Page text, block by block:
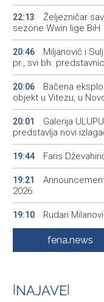
22:13
Željezničar
sezone Wwin lige BiH
20:46
Miljanović i
pr., svi bh.
20:06
Bačena
objekt u Vitezu, u
20:01
Galerija
predstavlja novi
19:44 Faris
19:21
2026
19:10
Rudari
se već ponovo vratio
Sarajevo Film
19:00 Najave
fena.news
NAJAVE|